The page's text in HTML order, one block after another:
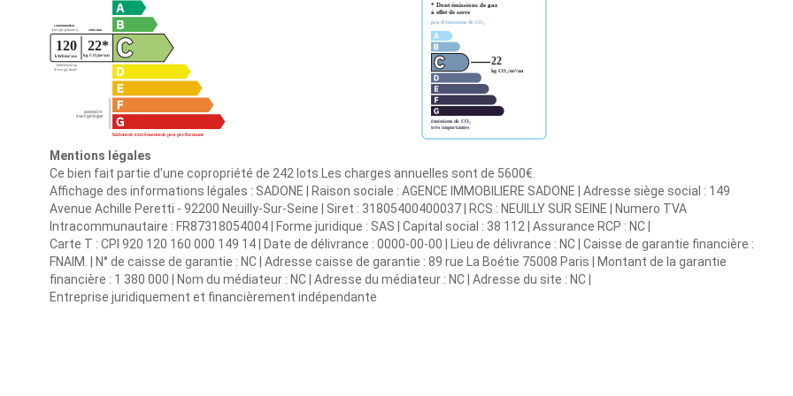
Mentions légales
Ce bien fait partie d'une copropriété de 242 lots.Les charges annuelles sont de 5600€.
Affichage des informations légales : SADONE | Raison sociale : AGENCE IMMOBILIERE SADONE | Adresse siège social : 149
Avenue Achille Peretti - 92200 Neuilly-Sur-Seine | Siret : 31805400400037 | RCS : NEUILLY SUR SEINE | Numero TVA
Intracommunautaire : FR87318054004 | Forme juridique : SAS | Capital social : 38 112 | Assurance RCP : NC |
Carte T : CPI 920 120 160 000 149 14 | Date de délivrance : 0000-00-00 | Lieu de délivrance : NC | Caisse de garantie financière :
FNAIM. | N° de caisse de garantie : NC | Adresse caisse de garantie : 89 rue La Boétie 75008 Paris | Montant de la garantie
financière : 1 380 000 | Nom du médiateur : NC | Adresse du médiateur : NC | Adresse du site : NC |
Entreprise juridiquement et financièrement indépendante